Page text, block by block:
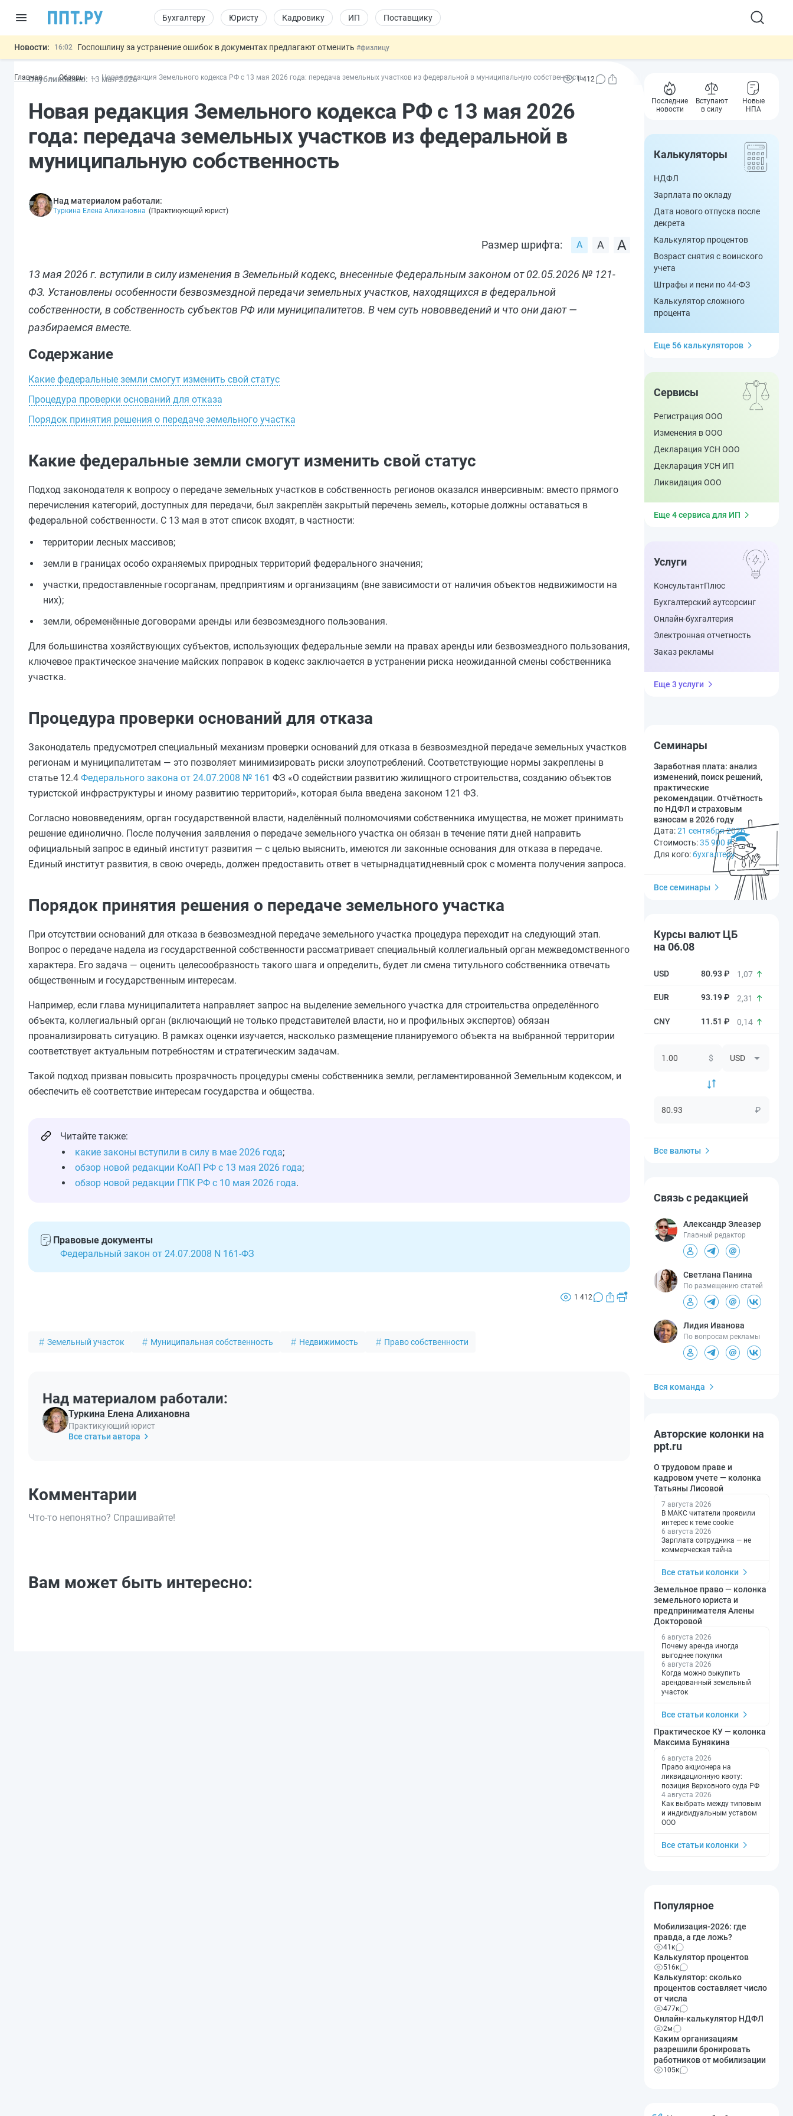
Бухгалтеру Юристу Кадровику ИП Поставщику
Новости: 16:02 Госпошлину за устранение ошибок в документах предлагают отменить #физлицу
14:44 Минцифры предлагает запретить рассылку смс детям #физлицу
11:31
Важно Разработают единые критерии трудовых и ГПХ-отношений #кадровику
Главная Обзоры Новая редакция Земельного кодекса РФ с 13 мая 2026 года: передача земельных участков из федеральной в муниципальную собственность
Опубликовано: 13 мая 2026 1 412
Новая редакция Земельного кодекса РФ с 13 мая 2026
года: передача земельных участков из федеральной в
муниципальную собственность
Над материалом работали:
Туркина Елена Алихановна (Практикующий юрист)
Размер шрифта:
13 мая 2026 г. вступили в силу изменения в Земельный кодекс, внесенные Федеральным законом от 02.05.2026 № 121-
ФЗ. Установлены особенности безвозмездной передачи земельных участков, находящихся в федеральной
собственности, в собственность субъектов РФ или муниципалитетов. В чем суть нововведений и что они дают —
разбираемся вместе.
Содержание
Какие федеральные земли смогут изменить свой статус
Процедура проверки оснований для отказа
Порядок принятия решения о передаче земельного участка
Какие федеральные земли смогут изменить свой статус
Подход законодателя к вопросу о передаче земельных участков в собственность регионов оказался инверсивным: вместо прямого
перечисления категорий, доступных для передачи, был закреплён закрытый перечень земель, которые должны оставаться в
федеральной собственности. С 13 мая в этот список входят, в частности:
территории лесных массивов;
земли в границах особо охраняемых природных территорий федерального значения;
участки, предоставленные госорганам, предприятиям и организациям (вне зависимости от наличия объектов недвижимости на
них);
земли, обременённые договорами аренды или безвозмездного пользования.
Для большинства хозяйствующих субъектов, использующих федеральные земли на правах аренды или безвозмездного пользования,
ключевое практическое значение майских поправок в кодекс заключается в устранении риска неожиданной смены собственника
участка.
Процедура проверки оснований для отказа
Законодатель предусмотрел специальный механизм проверки оснований для отказа в безвозмездной передаче земельных участков
регионам и муниципалитетам — это позволяет минимизировать риски злоупотреблений. Соответствующие нормы закреплены в
статье 12.4 Федерального закона от 24.07.2008 № 161 ФЗ «О содействии развитию жилищного строительства, созданию объектов
туристской инфраструктуры и иному развитию территорий», которая была введена законом 121 ФЗ.
Согласно нововведениям, орган государственной власти, наделённый полномочиями собственника имущества, не может принимать
решение единолично. После получения заявления о передаче земельного участка он обязан в течение пяти дней направить
официальный запрос в единый институт развития — с целью выяснить, имеются ли законные основания для отказа в передаче.
Единый институт развития, в свою очередь, должен предоставить ответ в четырнадцатидневный срок с момента получения запроса.
Порядок принятия решения о передаче земельного участка
При отсутствии оснований для отказа в безвозмездной передаче земельного участка процедура переходит на следующий этап.
Вопрос о передаче надела из государственной собственности рассматривает специальный коллегиальный орган межведомственного
характера. Его задача — оценить целесообразность такого шага и определить, будет ли смена титульного собственника отвечать
общественным и государственным интересам.
Например, если глава муниципалитета направляет запрос на выделение земельного участка для строительства определённого
объекта, коллегиальный орган (включающий не только представителей власти, но и профильных экспертов) обязан
проанализировать ситуацию. В рамках оценки изучается, насколько размещение планируемого объекта на выбранной территории
соответствует актуальным потребностям и стратегическим задачам.
Такой подход призван повысить прозрачность процедуры смены собственника земли, регламентированной Земельным кодексом, и
обеспечить её соответствие интересам государства и общества.
Читайте также:
какие законы вступили в силу в мае 2026 года;
обзор новой редакции КоАП РФ с 13 мая 2026 года;
обзор новой редакции ГПК РФ с 10 мая 2026 года.
Правовые документы
Федеральный закон от 24.07.2008 N 161-ФЗ
1 412
Земельный участок Муниципальная собственность Недвижимость Право собственности
Над материалом работали:
Туркина Елена Алихановна
Практикующий юрист
Все статьи автора
Комментарии
Что-то непонятно? Спрашивайте!
Вам может быть интересно:
Последние
новости
Вступают
в силу
Новые
НПА
Калькуляторы
НДФЛ
Зарплата по окладу
Дата нового отпуска после
декрета
Калькулятор процентов
Возраст снятия с воинского
учета
Штрафы и пени по 44-ФЗ
Калькулятор сложного
процента
Еще 56 калькуляторов
Сервисы
Регистрация ООО
Изменения в ООО
Декларация УСН ООО
Декларация УСН ИП
Ликвидация ООО
Еще 4 сервиса для ИП
Услуги
КонсультантПлюс
Бухгалтерский аутсорсинг
Онлайн-бухгалтерия
Электронная отчетность
Заказ рекламы
Еще 3 услуги
Семинары
Заработная плата: анализ
изменений, поиск решений,
практические
рекомендации. Отчётность
по НДФЛ и страховым
взносам в 2026 году
Дата:21 сентября 2026
Стоимость:35 900 ₽
Для кого:бухгалтеру
Все семинары
Курсы валют ЦБ
на 06.08
80.93 ₽ 1,07
93.19 ₽ 2,31
11.51 ₽ 0,14
$
₽
Все валюты
Связь с редакцией
Александр Элеазер
Главный редактор
Светлана Панина
По размещению статей
Лидия Иванова
По вопросам рекламы
Вся команда
Авторские колонки на
ppt.ru
О трудовом праве и
кадровом учете — колонка
Татьяны Лисовой
7 августа 2026
В МАКС читатели проявили
интерес к теме cookie
6 августа 2026
Зарплата сотрудника — не
коммерческая тайна
Все статьи колонки
Земельное право — колонка
земельного юриста и
предпринимателя Алены
Докторовой
6 августа 2026
Почему аренда иногда
выгоднее покупки
6 августа 2026
Когда можно выкупить
арендованный земельный
участок
Все статьи колонки
Практическое КУ — колонка
Максима Бунякина
6 августа 2026
Право акционера на
ликвидационную квоту:
позиция Верховного суда РФ
4 августа 2026
Как выбрать между типовым
и индивидуальным уставом
ООО
Все статьи колонки
Популярное
Мобилизация-2026: где
правда, а где ложь?
41к
Калькулятор процентов
516к
Калькулятор: сколько
процентов составляет число
от числа
477к
Онлайн-калькулятор НДФЛ
2м
Каким организациям
разрешили бронировать
работников от мобилизации
105к